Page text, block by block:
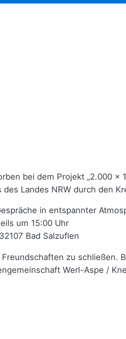
bei dem Projekt „2.000 x
Landes NRW durch den
in entspannter
um 15:00 Uhr
Bad Salzuflen
zu
Werl-Aspe /